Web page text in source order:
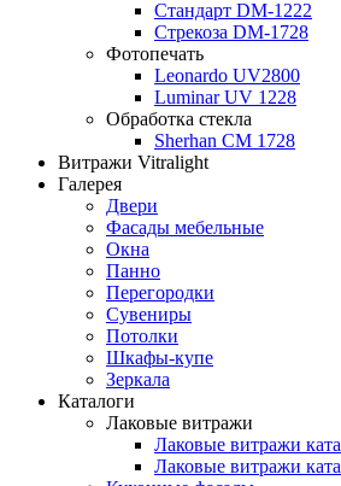
Стандарт DM-1222
Стрекоза DM-1728
Фотопечать
Leonardo UV2800
Luminar UV 1228
Обработка стекла
Sherhan CM 1728
Витражи Vitralight
Галерея
Двери
Фасады мебельные
Окна
Панно
Перегородки
Сувениры
Потолки
Шкафы-купе
Зеркала
Каталоги
Лаковые витражи
Лаковые витражи
Лаковые витражи